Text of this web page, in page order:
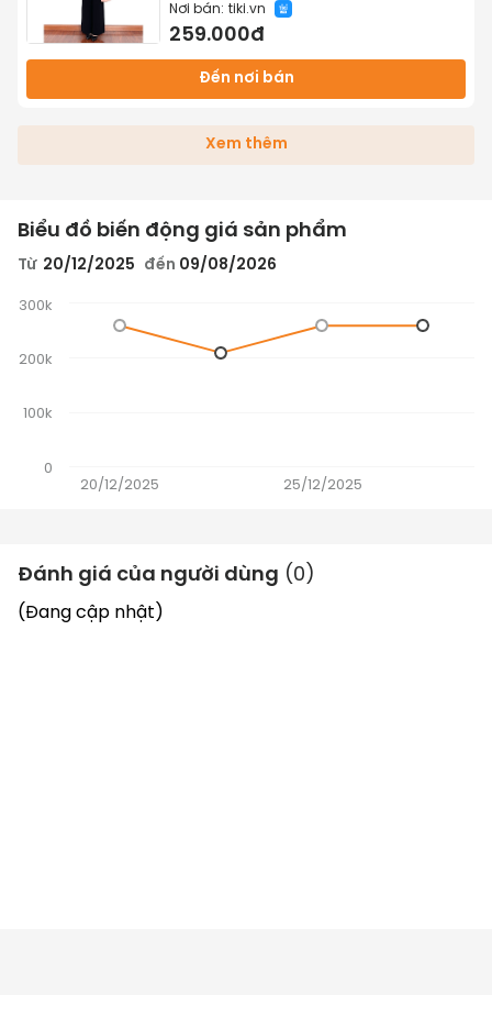
Store
Nơi bán: tiki.vn
259.000đ
Đến nơi bán
Xem thêm
Biểu đồ biến động giá sản phẩm
Từ 20/12/2025 đến 09/08/2026
0
100k
200k
300k
20/12/2025 25/12/2025
Đánh giá của người dùng (0 )
(Đang cập nhật)